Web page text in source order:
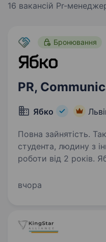
16 вакансій Pr-
Бронювання
PR,
Ябко
Повна зайнятість.
студента, людину з
роботи від 2 років. Ябко — це не просто
Це бренд, який дарує
технології. Ми
відкриваємо…
вчора